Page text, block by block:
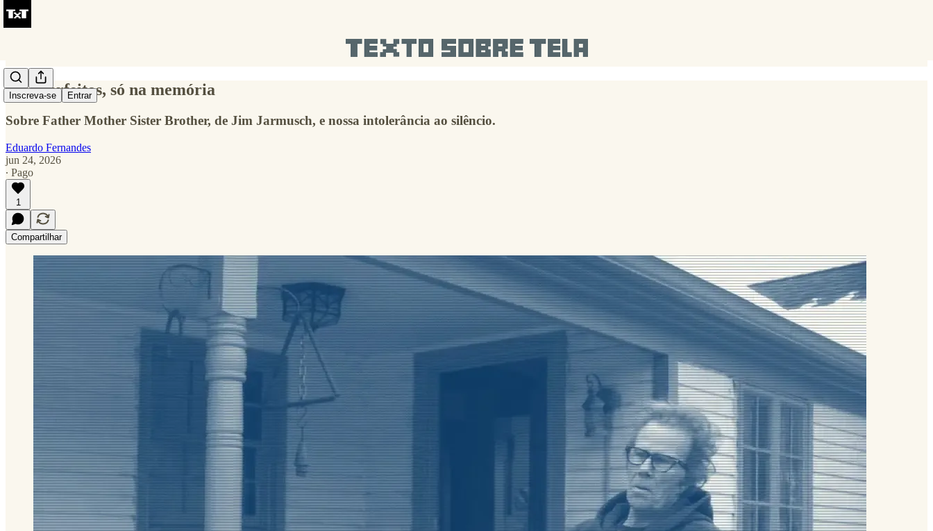
Inscreva-se Entrar
Pais perfeitos, só na memória
Sobre Father Mother Sister Brother, de Jim Jarmusch, e nossa intolerância ao silêncio.
Eduardo Fernandes
jun 24, 2026
∙ Pago
1
Compartilhar